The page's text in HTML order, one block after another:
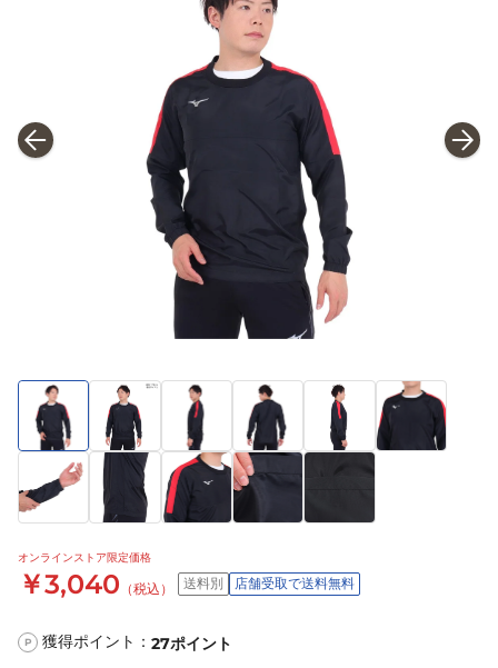
オンラインストア限定価格
￥3,040 （税込） 送料別 店舗受取で送料無料
P 獲得ポイント： 27ポイント